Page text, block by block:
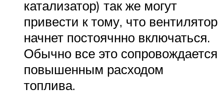
катализатор) так же могут
привести к тому, что вентилятор
начнет постоячнно включаться.
Обычно все это сопровождается
повышенным расходом
топлива.